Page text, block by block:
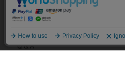
ご利用ガイド
Q＆A
当サイトではユーザーの利便性向上
善のためにCookieを使用しています
照ください。